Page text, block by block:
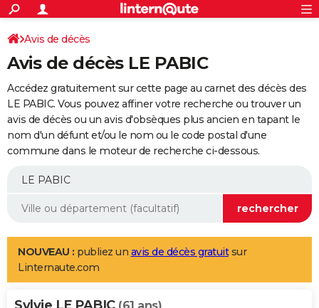
ACTUALITÉS
Politique
Société
Faits Divers
Education
Monde
Villes
+
SPORT
Coupe du monde 2026
Football
Tennis
Cyclisme
Rugby
Forum
Programme TV
TNTStreaming
Cinéma
Sorties cinéma
Musique
+FINANCE
Retraite
Epargne
Immobilier
Risques naturels par ville
Banque
Assurance
AUTO
Essais
Réserver un essai
Citadines
Berlines
SUV
Forum auto
+
Mobiles
Meilleur smartphone
Internet
Ordinateurs
Jeux vidéo
Guide high-tech
Aménagement intérieur
LIFESTYLE
Art de vivre
Bien-être
Loisirs
Mode
Modes de vie
Alimentation
Guide de la santé
Maladies
Médicaments
Sommeil
Avis de décès
Avis de décès LE PABIC
Accédez gratuitement sur cette page au carnet des décès des
LE PABIC. Vous pouvez affiner votre recherche ou trouver un
avis de décès ou un avis d'obsèques plus ancien en tapant le
nom d'un défunt et/ou le nom ou le code postal d'une
commune dans le moteur de recherche ci-dessous.
NOUVEAU : publiez un avis de décès gratuitsur
Linternaute.com